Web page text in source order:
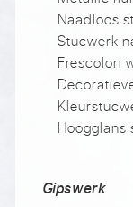
Naadloos
Stucwerk
Frescolori
Hoogglans
Gipswerk